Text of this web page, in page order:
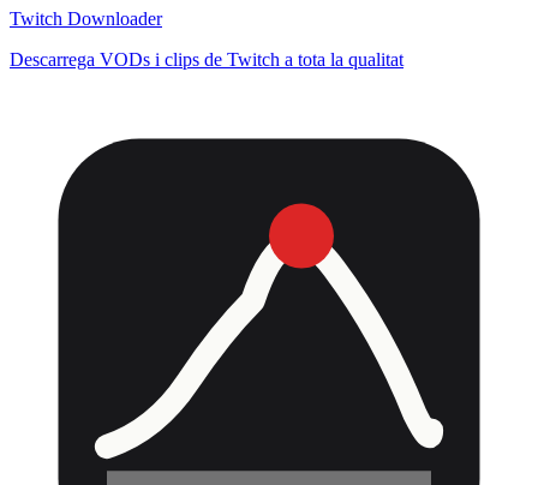
Twitch Downloader
Descarrega VODs i clips de Twitch a tota la qualitat